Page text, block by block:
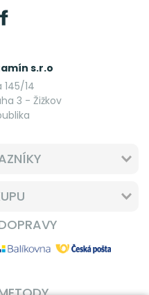
s.r.o
14
3 - Žižkov